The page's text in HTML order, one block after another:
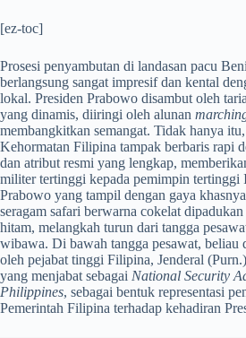
[ez-toc]
​Prosesi penyambutan di landasan pacu
berlangsung sangat impresif dan kental
lokal. Presiden Prabowo disambut oleh
yang dinamis, diiringi oleh alunan
membangkitkan semangat. Tidak hanya
Kehormatan Filipina tampak berbaris rapi
dan atribut resmi yang lengkap,
militer tertinggi kepada pemimpin tertinggi
Prabowo yang tampil dengan gaya
seragam safari berwarna cokelat
hitam, melangkah turun dari tangga
wibawa. Di bawah tangga pesawat, beliau
oleh pejabat tinggi Filipina, Jenderal
yang menjabat sebagai National Security
Philippines, sebagai bentuk representasi
Pemerintah Filipina terhadap kehadiran